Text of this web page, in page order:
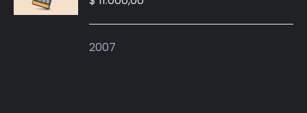
/
2007